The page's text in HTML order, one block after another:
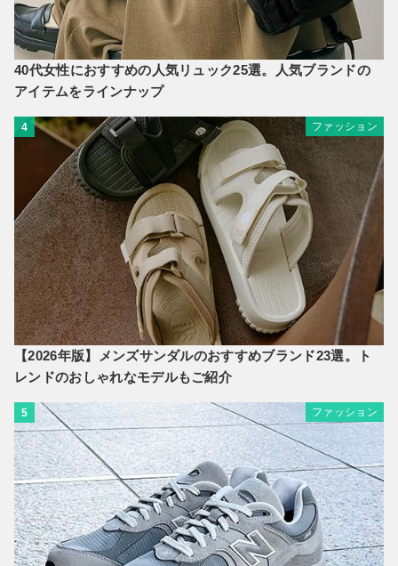
40代女性におすすめの人気リュック25選。人気ブランドの
アイテムをラインナップ
4 ファッション
【2026年版】メンズサンダルのおすすめブランド23選。ト
レンドのおしゃれなモデルもご紹介
5 ファッション